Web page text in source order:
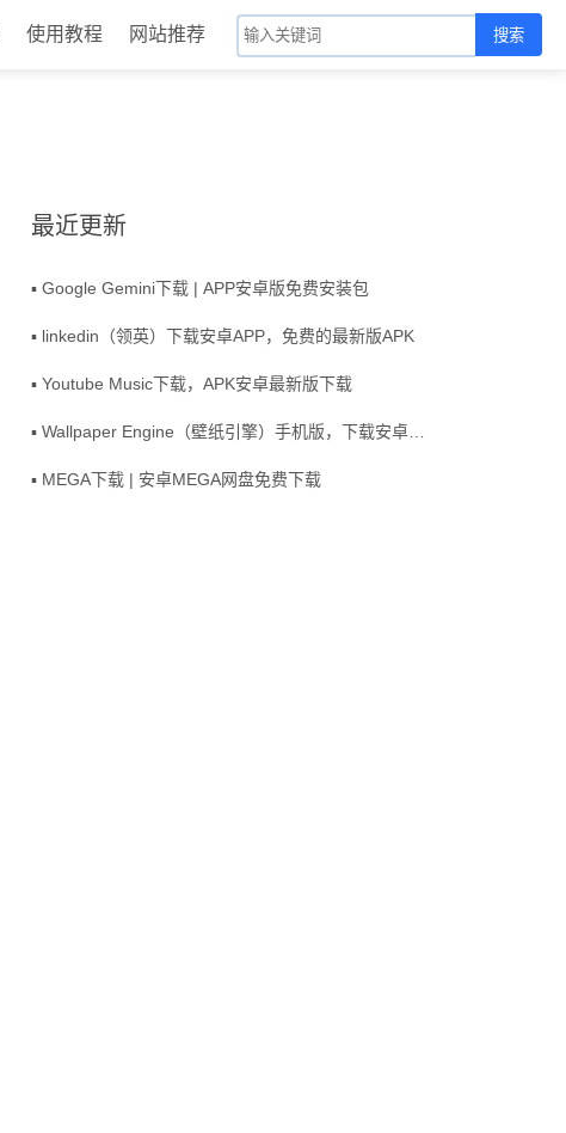
使用教程 网站推荐 搜索
最近更新
▪ Google Gemini下载 | APP安卓版免费安装包
▪ linkedin（领英）下载安卓APP，免费的最新版APK
▪ Youtube Music下载，APK安卓最新版下载
▪ MEGA下载 | 安卓MEGA网盘免费下载